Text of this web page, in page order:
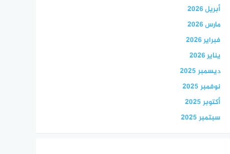
أبريل 2026
مارس 2026
فبراير 2026
يناير 2026
ديسمبر 2025
نوفمبر 2025
أكتوبر 2025
سبتمبر 2025